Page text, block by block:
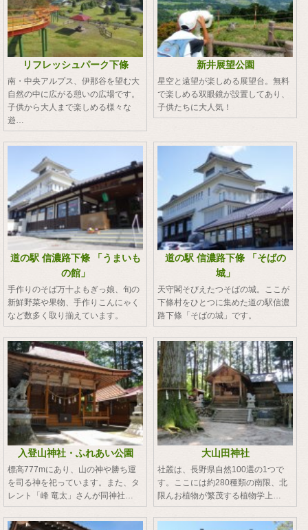
リフレッシュパーク下條
南・中央アルプス、伊那谷を望む大
自然の中に広がる憩いの広場です。
子供から大人まで楽しめる様々な
遊…
新井展望公園
星空と遠望が楽しめる展望台。無料
で楽しめる双眼鏡が設置してあり、
子供たちに大人気！
道の駅 信濃路下條 「うまいも
の館」
手作りのそば万十よもぎっ娘、旬の
新鮮野菜や果物、手作りこんにゃく
など数多く取り揃えています。
道の駅 信濃路下條 「そばの
城」
天守閣そびえたつそばの城。ここが
下條村をひとつに集めた道の駅信濃
路下條「そばの城」です。
入登山神社・ふれあい公園
標高777mにあり、山の神や勝ち運
を司る神を祀っています。また、タ
レント「峰 竜太」さんが同神社…
大山田神社
社叢は、長野県自然100選の1つで
す。ここには約280種類の南限、北
限んお植物が繁茂する植物学上…